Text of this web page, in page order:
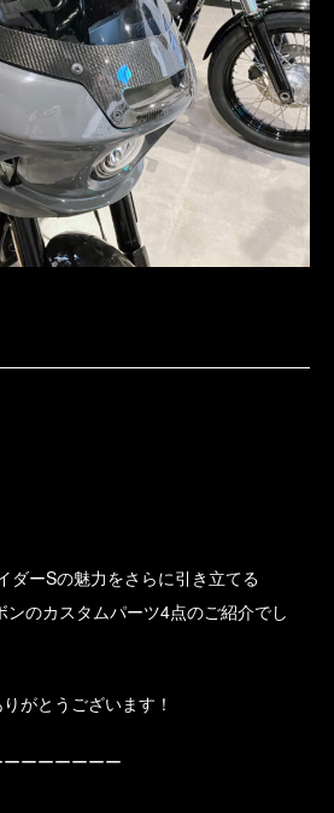
ダーSの魅力をさらに引き立てる
のカスタムパーツ4点のご紹介でし
がとうございます！
ーーーーーー